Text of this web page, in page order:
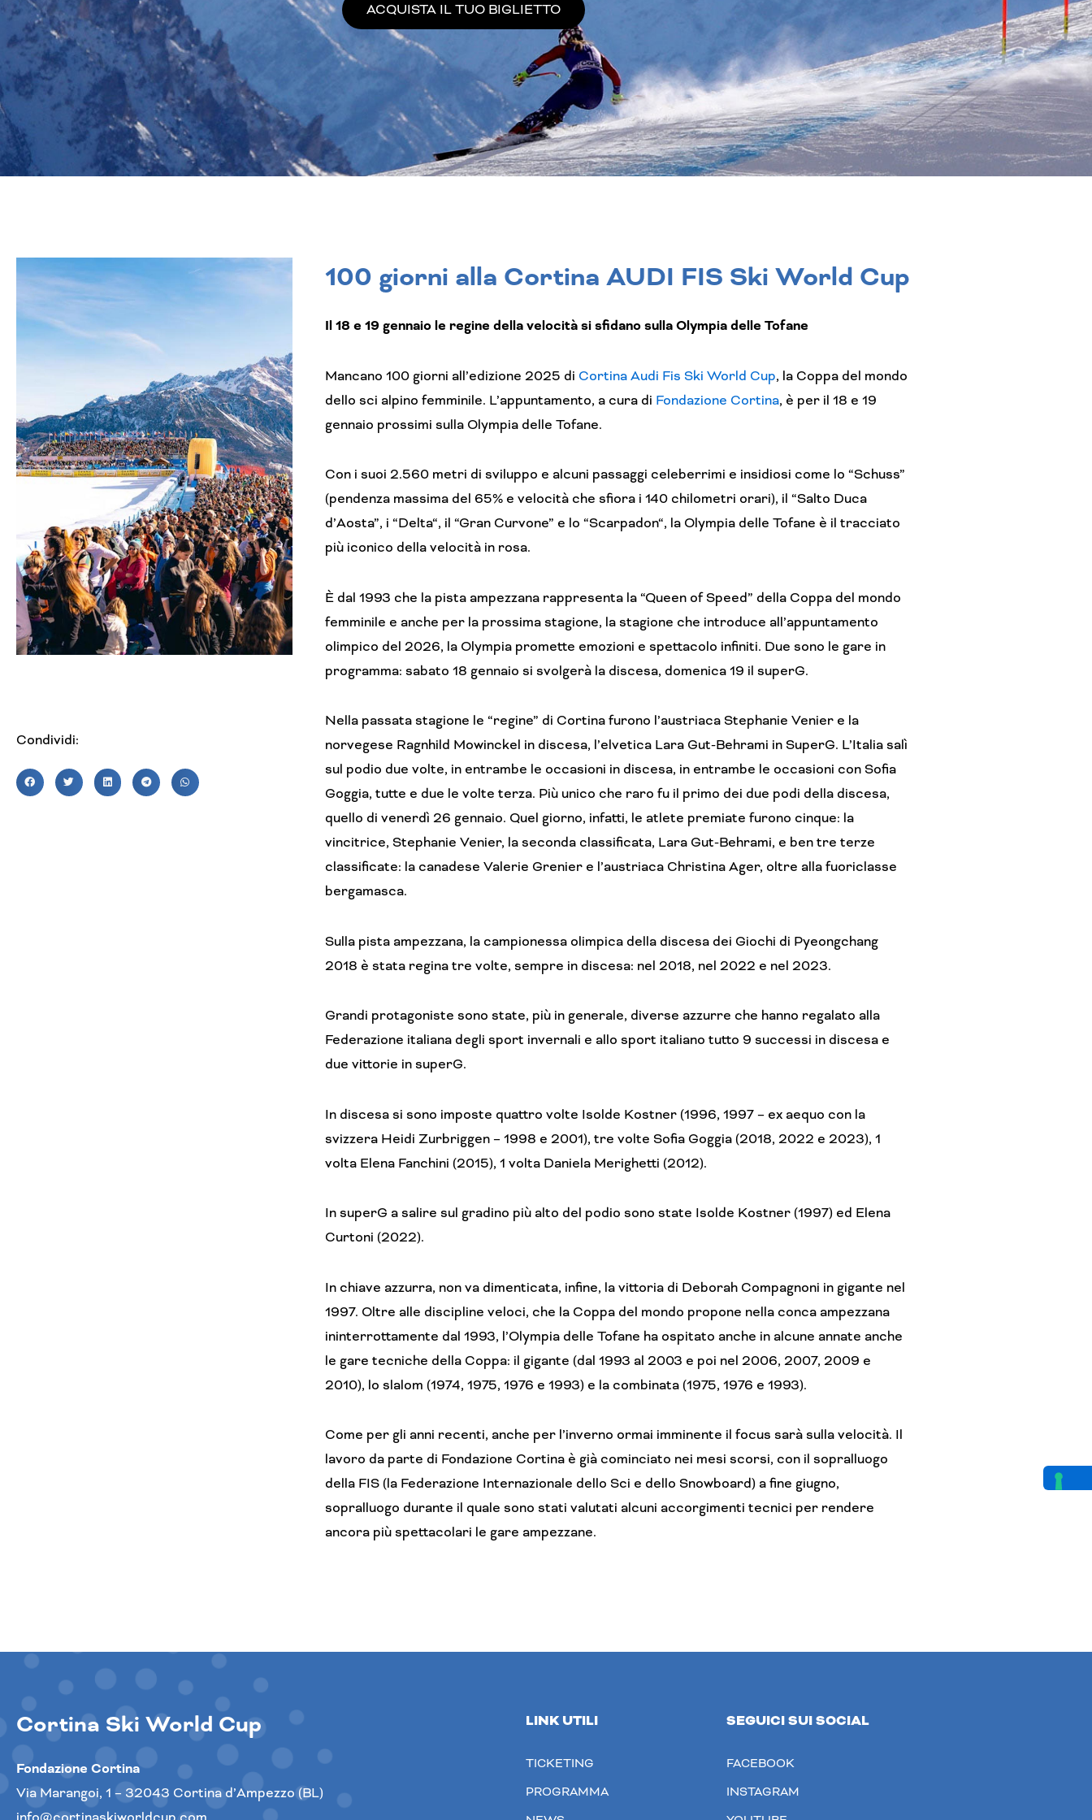
ACQUISTA IL TUO BIGLIETTO
Condividi:
100 giorni alla Cortina AUDI FIS Ski World Cup
Il 18 e 19 gennaio le regine della velocità si sfidano sulla Olympia delle Tofane
Mancano 100 giorni all’edizione 2025 di Cortina Audi Fis Ski World Cup, la Coppa del mondo
dello sci alpino femminile. L’appuntamento, a cura di Fondazione Cortina, è per il 18 e 19
gennaio prossimi sulla Olympia delle Tofane.
Con i suoi 2.560 metri di sviluppo e alcuni passaggi celeberrimi e insidiosi come lo “Schuss”
(pendenza massima del 65% e velocità che sfiora i 140 chilometri orari), il “Salto Duca
d’Aosta”, i “Delta“, il “Gran Curvone” e lo “Scarpadon“, la Olympia delle Tofane è il tracciato
più iconico della velocità in rosa.
È dal 1993 che la pista ampezzana rappresenta la “Queen of Speed” della Coppa del mondo
femminile e anche per la prossima stagione, la stagione che introduce all’appuntamento
olimpico del 2026, la Olympia promette emozioni e spettacolo infiniti. Due sono le gare in
programma: sabato 18 gennaio si svolgerà la discesa, domenica 19 il superG.
Nella passata stagione le “regine” di Cortina furono l’austriaca Stephanie Venier e la
norvegese Ragnhild Mowinckel in discesa, l’elvetica Lara Gut-Behrami in SuperG. L’Italia salì
sul podio due volte, in entrambe le occasioni in discesa, in entrambe le occasioni con Sofia
Goggia, tutte e due le volte terza. Più unico che raro fu il primo dei due podi della discesa,
quello di venerdì 26 gennaio. Quel giorno, infatti, le atlete premiate furono cinque: la
vincitrice, Stephanie Venier, la seconda classificata, Lara Gut-Behrami, e ben tre terze
classificate: la canadese Valerie Grenier e l’austriaca Christina Ager, oltre alla fuoriclasse
bergamasca.
Sulla pista ampezzana, la campionessa olimpica della discesa dei Giochi di Pyeongchang
2018 è stata regina tre volte, sempre in discesa: nel 2018, nel 2022 e nel 2023.
Grandi protagoniste sono state, più in generale, diverse azzurre che hanno regalato alla
Federazione italiana degli sport invernali e allo sport italiano tutto 9 successi in discesa e
due vittorie in superG.
In discesa si sono imposte quattro volte Isolde Kostner (1996, 1997 – ex aequo con la
svizzera Heidi Zurbriggen – 1998 e 2001), tre volte Sofia Goggia (2018, 2022 e 2023), 1
volta Elena Fanchini (2015), 1 volta Daniela Merighetti (2012).
In superG a salire sul gradino più alto del podio sono state Isolde Kostner (1997) ed Elena
Curtoni (2022).
In chiave azzurra, non va dimenticata, infine, la vittoria di Deborah Compagnoni in gigante nel
1997. Oltre alle discipline veloci, che la Coppa del mondo propone nella conca ampezzana
ininterrottamente dal 1993, l’Olympia delle Tofane ha ospitato anche in alcune annate anche
le gare tecniche della Coppa: il gigante (dal 1993 al 2003 e poi nel 2006, 2007, 2009 e
2010), lo slalom (1974, 1975, 1976 e 1993) e la combinata (1975, 1976 e 1993).
Come per gli anni recenti, anche per l’inverno ormai imminente il focus sarà sulla velocità. Il
lavoro da parte di Fondazione Cortina è già cominciato nei mesi scorsi, con il sopralluogo
della FIS (la Federazione Internazionale dello Sci e dello Snowboard) a fine giugno,
sopralluogo durante il quale sono stati valutati alcuni accorgimenti tecnici per rendere
ancora più spettacolari le gare ampezzane.
Cortina Ski World Cup
Fondazione Cortina
Via Marangoi, 1 – 32043 Cortina d’Ampezzo (BL)
LINK UTILI
TICKETING
PROGRAMMA
SEGUICI SUI SOCIAL
FACEBOOK
INSTAGRAM